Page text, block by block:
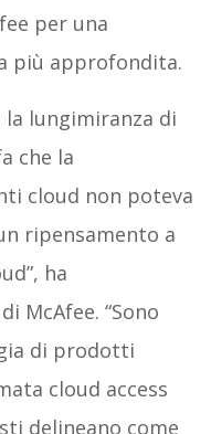
per una
più approfondita.
la lungimiranza di
che la
cloud non poteva
ripensamento a
ha
McAfee. “Sono
di prodotti
cloud access
delineano come